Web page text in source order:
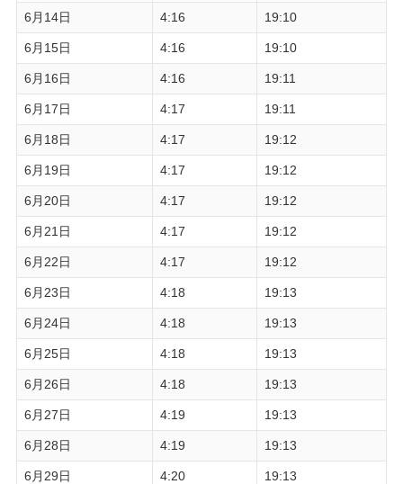
6月14日 4:16 19:10
6月15日 4:16 19:10
6月16日 4:16 19:11
6月17日 4:17 19:11
6月18日 4:17 19:12
6月19日 4:17 19:12
6月20日 4:17 19:12
6月21日 4:17 19:12
6月22日 4:17 19:12
6月23日 4:18 19:13
6月24日 4:18 19:13
6月25日 4:18 19:13
6月26日 4:18 19:13
6月27日 4:19 19:13
6月28日 4:19 19:13
6月29日 4:20 19:13